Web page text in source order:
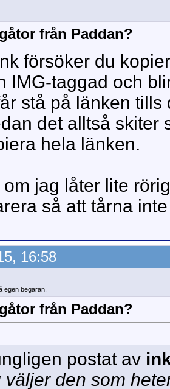
från Paddan?
försöker du
IMG-taggad och
stå på länken
det alltså skiter
hela länken.
jag låter lite
så att tårna
16:58
egen begäran.
från Paddan?
postat av
väljer den som